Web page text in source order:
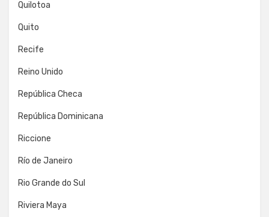
Quilotoa
Quito
Recife
Reino Unido
República Checa
República Dominicana
Riccione
Río de Janeiro
Rio Grande do Sul
Riviera Maya